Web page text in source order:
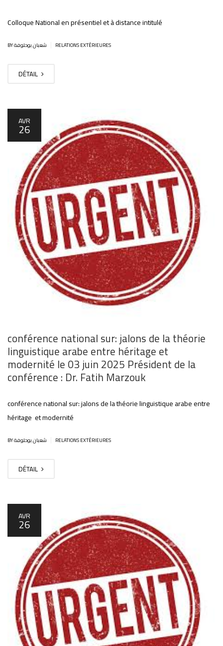
Colloque National en présentiel et à distance intitulé
RELATIONS EXTÉRIEURES
DÉTAIL
AVR
26
conférence national sur: jalons de la théorie
linguistique arabe entre héritage et
modernité le 03 juin 2025 Président de la
conférence : Dr. Fatih Marzouk
conférence national sur: jalons de la théorie linguistique arabe entre
héritage et modernité
RELATIONS EXTÉRIEURES
DÉTAIL
AVR
26